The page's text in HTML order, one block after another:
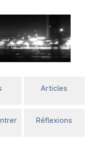
Articles
Réflexions